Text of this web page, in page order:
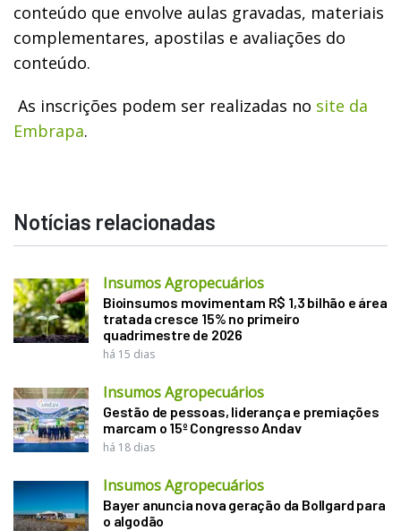
conteúdo que envolve aulas gravadas, materiais
complementares, apostilas e avaliações do
conteúdo.
As inscrições podem ser realizadas no site da
Embrapa.
Notícias relacionadas
Insumos Agropecuários
Bioinsumos movimentam R$ 1,3 bilhão e área
tratada cresce 15% no primeiro
quadrimestre de 2026
há 15 dias
Insumos Agropecuários
Gestão de pessoas, liderança e premiações
marcam o 15º Congresso Andav
há 18 dias
Insumos Agropecuários
Bayer anuncia nova geração da Bollgard para
o algodão